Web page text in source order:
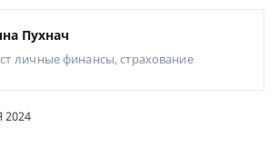
Пухнач
личные финансы, страхование